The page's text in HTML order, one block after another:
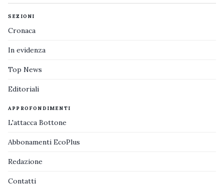
SEZIONI
Cronaca
In evidenza
Top News
Editoriali
APPROFONDIMENTI
L'attacca Bottone
Abbonamenti EcoPlus
Redazione
Contatti